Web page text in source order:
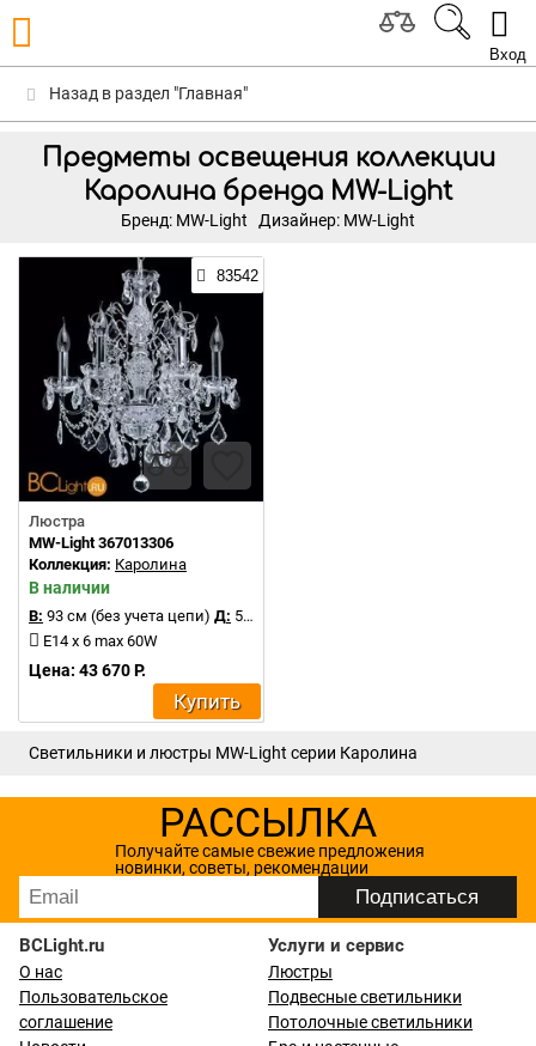
Вход
Назад в раздел "Главная"
Предметы освещения коллекции
Каролина бренда MW-Light
Бренд: MW-Light Дизайнер: MW-Light
83542
Люстра
MW-Light 367013306
Коллекция: Каролина
В наличии
В: 93 см (без учета цепи) Д: 50 см
E14 x 6 max 60W
Цена: 43 670 Р.
Купить
Светильники и люстры MW-Light серии Каролина
РАССЫЛКА
Получайте самые свежие предложения
новинки, советы, рекомендации
BCLight.ru
О нас
Пользовательское
соглашение
Услуги и сервис
Люстры
Подвесные светильники
Потолочные светильники